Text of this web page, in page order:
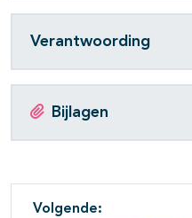
Verantwoording
Bijlagen
Volgende: